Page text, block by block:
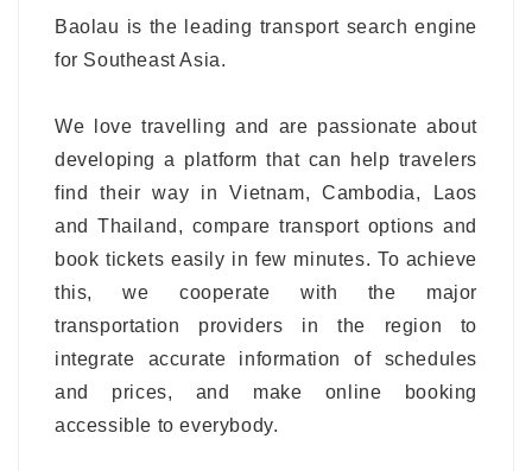
Baolau is the leading transport search engine
for Southeast Asia.
We love travelling and are passionate about
developing a platform that can help travelers
find their way in Vietnam, Cambodia, Laos
and Thailand, compare transport options and
book tickets easily in few minutes. To achieve
this, we cooperate with the major
transportation providers in the region to
integrate accurate information of schedules
and prices, and make online booking
accessible to everybody.